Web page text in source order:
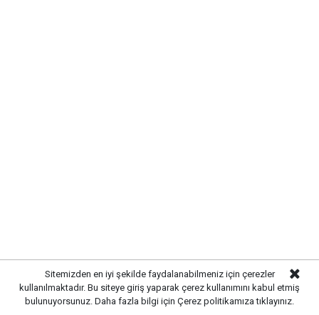
kavuşturulması planlanıyor.
Sitemizden en iyi şekilde faydalanabilmeniz için çerezler
kullanılmaktadır. Bu siteye giriş yaparak çerez kullanımını kabul etmiş
bulunuyorsunuz. Daha fazla bilgi için Çerez politikamıza tıklayınız.